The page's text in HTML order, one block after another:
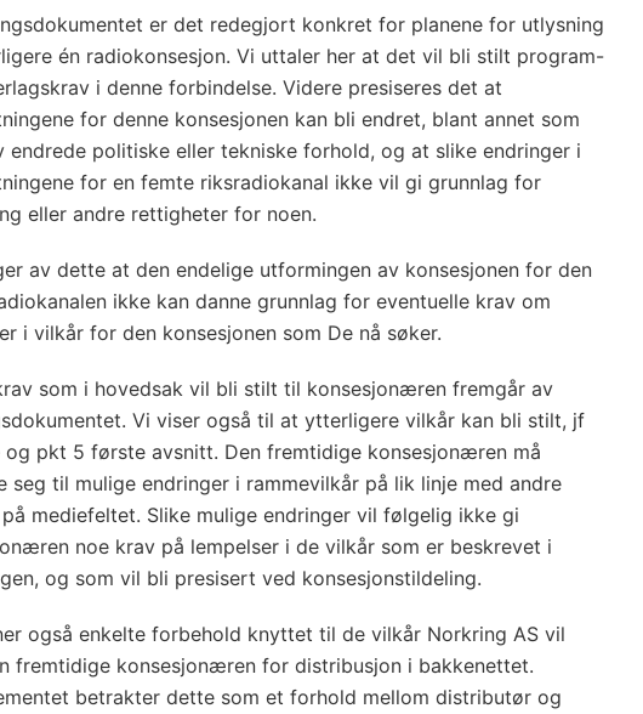
er det redegjort konkret for planene for utlysning
én radiokonsesjon. Vi uttaler her at det vil bli stilt program-
i denne forbindelse. Videre presiseres det at
for denne konsesjonen kan bli endret, blant annet som
endrede politiske eller tekniske forhold, og at slike endringer i
for en femte riksradiokanal ikke vil gi grunnlag for
eller andre rettigheter for noen.
av dette at den endelige utformingen av konsesjonen for den
ikke kan danne grunnlag for eventuelle krav om
i vilkår for den konsesjonen som De nå søker.
som i hovedsak vil bli stilt til konsesjonæren fremgår av
Vi viser også til at ytterligere vilkår kan bli stilt, jf
og pkt 5 første avsnitt. Den fremtidige konsesjonæren må
seg til mulige endringer i rammevilkår på lik linje med andre
mediefeltet. Slike mulige endringer vil følgelig ikke gi
noe krav på lempelser i de vilkår som er beskrevet i
og som vil bli presisert ved konsesjonstildeling.
også enkelte forbehold knyttet til de vilkår Norkring AS vil
fremtidige konsesjonæren for distribusjon i bakkenettet.
betrakter dette som et forhold mellom distributør og